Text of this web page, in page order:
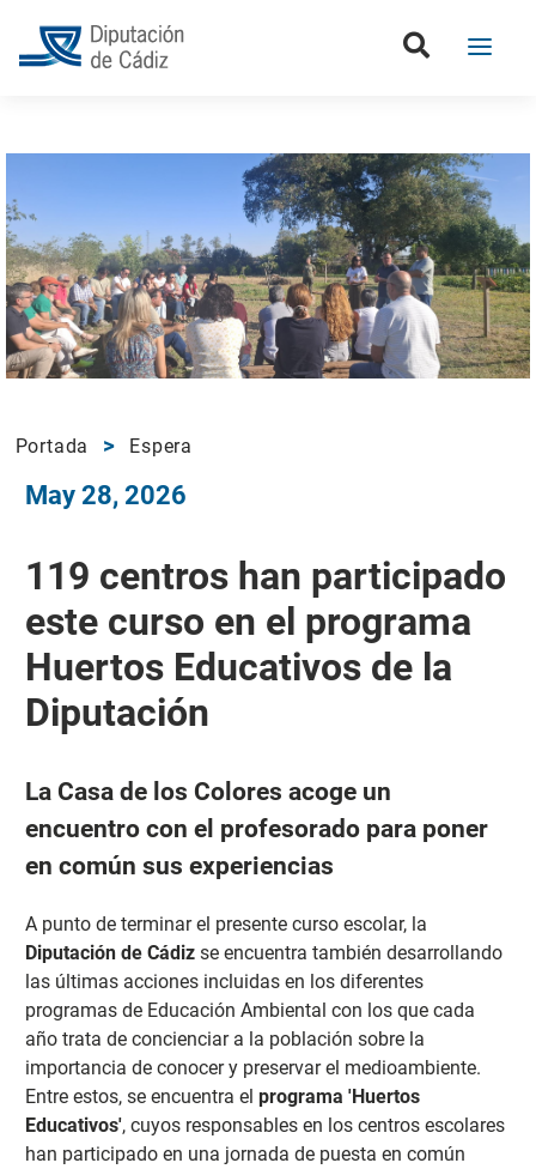
Portada Espera
May 28, 2026
119 centros han participado
este curso en el programa
Huertos Educativos de la
Diputación
La Casa de los Colores acoge un
encuentro con el profesorado para poner
en común sus experiencias
A punto de terminar el presente curso escolar, la
Diputación de Cádizse encuentra también desarrollando
las últimas acciones incluidas en los diferentes
programas de Educación Ambiental con los que cada
año trata de concienciar a la población sobre la
importancia de conocer y preservar el medioambiente.
Entre estos, se encuentra el programa 'Huertos
Educativos', cuyos responsables en los centros escolares
han participado en una jornada de puesta en común